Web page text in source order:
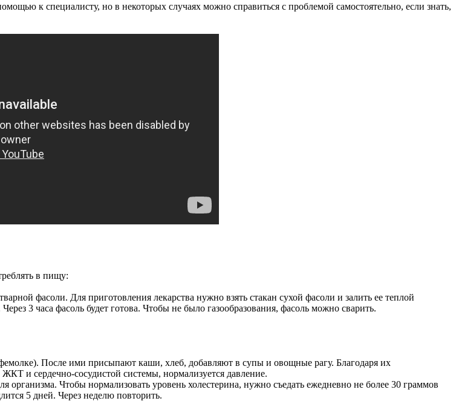
к специалисту, но в некоторых случаях можно справиться с проблемой самостоятельно, если знать,
в пищу:
фасоли. Для приготовления лекарства нужно взять стакан сухой фасоли и залить ее теплой
3 часа фасоль будет готова. Чтобы не было газообразования, фасоль можно сварить.
После ими присыпают каши, хлеб, добавляют в супы и овощные рагу. Благодаря их
и сердечно-сосудистой системы, нормализуется давление.
Чтобы нормализовать уровень холестерина, нужно съедать ежедневно не более 30 граммов
5 дней. Через неделю повторить.